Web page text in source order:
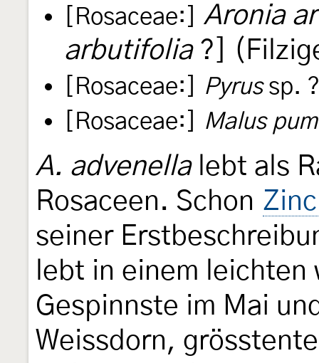
[Rosaceae:]
Aronia
arbutifolia?]
[Rosaceae:] Pyrussp.
[Rosaceae:]
Malus
A. advenellalebt als
Rosaceen. Schon
seiner
lebt in einem
Gespinnste im Mai
Weissdorn,